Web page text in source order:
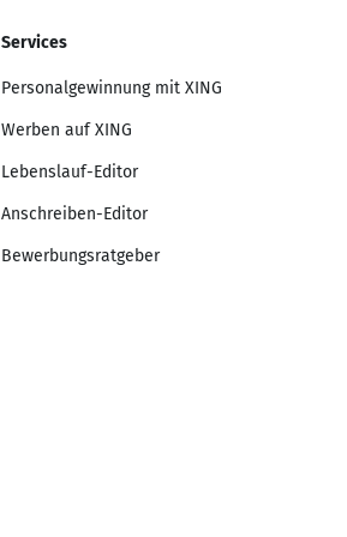
Services
Personalgewinnung mit XING
Werben auf XING
Lebenslauf-Editor
Anschreiben-Editor
Bewerbungsratgeber